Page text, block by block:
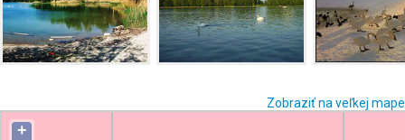
Zobraziť na veľkej mape
+